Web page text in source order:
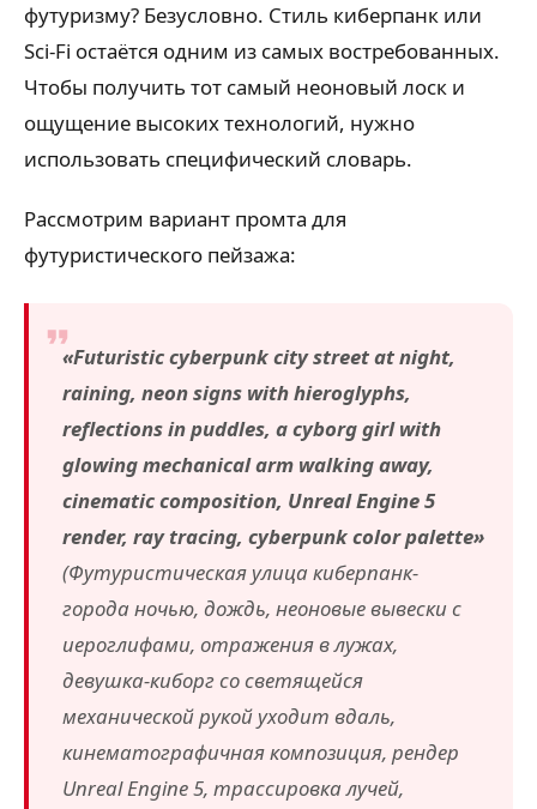
футуризму? Безусловно. Стиль киберпанк или
Sci-Fi остаётся одним из самых востребованных.
Чтобы получить тот самый неоновый лоск и
ощущение высоких технологий, нужно
использовать специфический словарь.
Рассмотрим вариант промта для
футуристического пейзажа:
«Futuristic cyberpunk city street at night,
raining, neon signs with hieroglyphs,
reflections in puddles, a cyborg girl with
glowing mechanical arm walking away,
cinematic composition, Unreal Engine 5
render, ray tracing, cyberpunk color palette»
(Футуристическая улица киберпанк-
города ночью, дождь, неоновые вывески с
иероглифами, отражения в лужах,
девушка-киборг со светящейся
механической рукой уходит вдаль,
кинематографичная композиция, рендер
Unreal Engine 5, трассировка лучей,